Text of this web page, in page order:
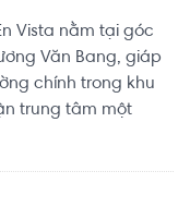
Vista nằm tại góc
Văn Bang, giáp
chính trong khu
trung tâm một